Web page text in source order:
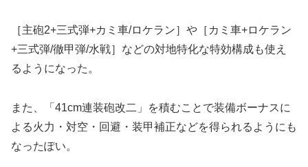
［主砲2+三式弾+カミ車/ロケラン］や［カミ車+ロケラン
+三式弾/徹甲弾/水戦］などの対地特化な特効構成も使え
るようになった。
また、「41cm連装砲改二」を積むことで装備ボーナスに
よる火力・対空・回避・装甲補正などを得られるようにも
なったぽい。